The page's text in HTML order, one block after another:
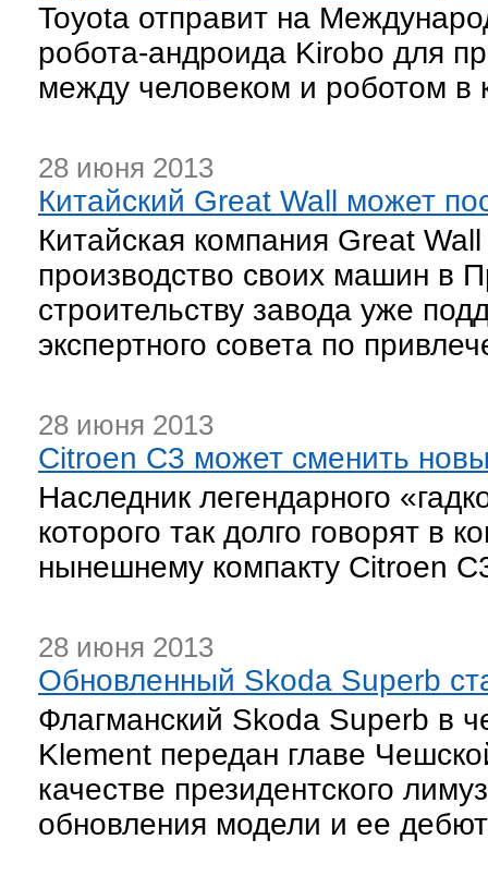
Toyota отправит на
робота-андроида Kirobo для
между человеком и роботом в
28 июня 2013
Китайский Great Wall может
Китайская компания Great
производство своих машин в
строительству завода уже
экспертного совета по
28 июня 2013
Citroen C3 может сменить
Наследник легендарного
которого так долго говорят в
нынешнему компакту Citroen
28 июня 2013
Обновленный Skoda Superb
Флагманский Skoda Superb в
Klement передан главе
качестве президентского
обновления модели и ее